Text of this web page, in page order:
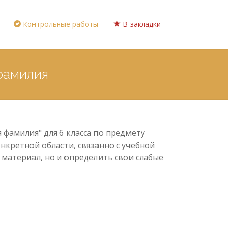
Контрольные работы В закладки
для 6 класса по предмету
области, связанно с учебной
но и определить свои слабые